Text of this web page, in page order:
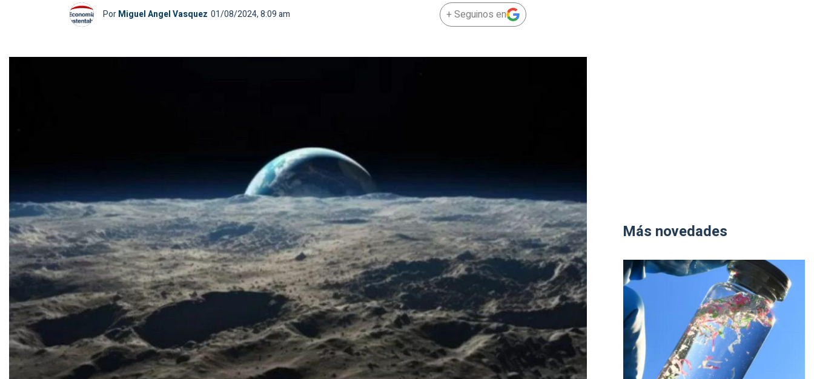
PorMiguel Angel Vasquez 01/08/2024, 8:09 am + Seguinos en
Más novedades